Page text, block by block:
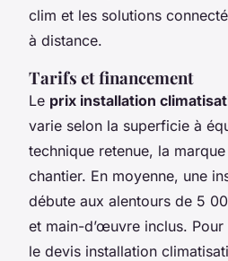
clim et les solutions
à distance.
Tarifs et financement
Le prix installation
varie selon la superficie à
technique retenue, la
chantier. En moyenne, une
débute aux alentours de 5
et main-d’œuvre inclus.
le devis installation